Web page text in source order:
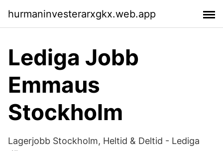
hurmaninvesterarxgkx.web.app
Lediga Jobb
Emmaus
Stockholm
Lagerjobb Stockholm, Heltid & Deltid - Lediga